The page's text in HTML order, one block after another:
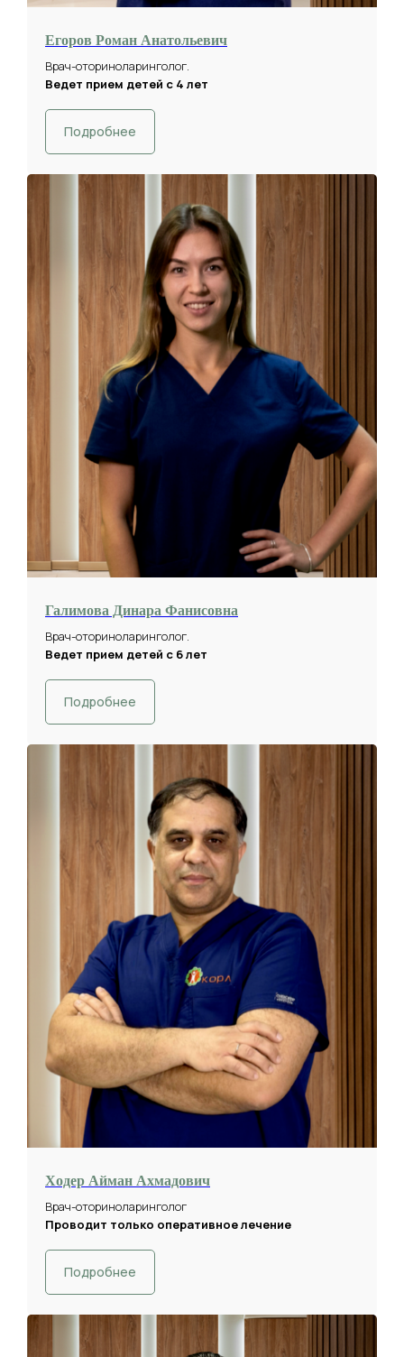
Егоров Роман Анатольевич
Врач-оториноларинголог.
Ведет прием детей с 4 лет
Подробнее
Галимова Динара Фанисовна
Врач-оториноларинголог.
Ведет прием детей с 6 лет
Подробнее
Ходер Айман Ахмадович
Врач-оториноларинголог
Проводит только оперативное лечение
Подробнее